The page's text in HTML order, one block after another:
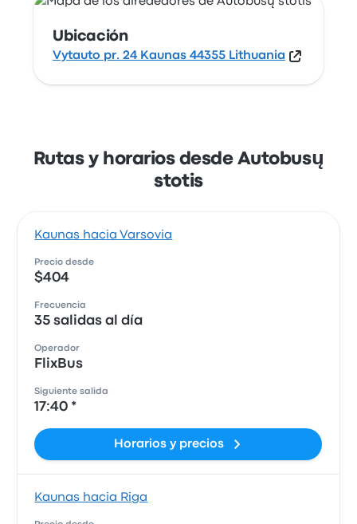
Ubicación
Vytauto pr. 24 Kaunas 44355 Lithuania
Rutas y horarios desde Autobusų
stotis
Kaunas hacia Varsovia
Precio desde
$404
Frecuencia
35 salidas al día
Operador
FlixBus
Siguiente salida
17:40 *
Horarios y precios
Kaunas hacia Riga